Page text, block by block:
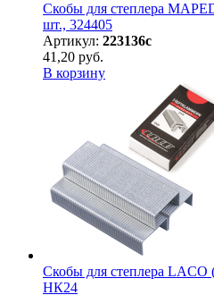
Скобы для степлера
шт., 324405
Артикул: 223136с
41,20 руб.
В корзину
Скобы для степлера
НК24